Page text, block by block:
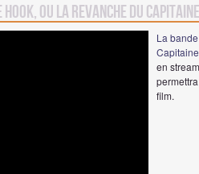
Hook, ou la revanche du
La
en
film.